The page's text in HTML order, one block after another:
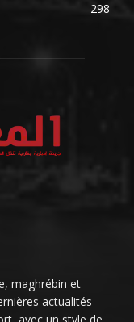
298
maghrébin et
actualités